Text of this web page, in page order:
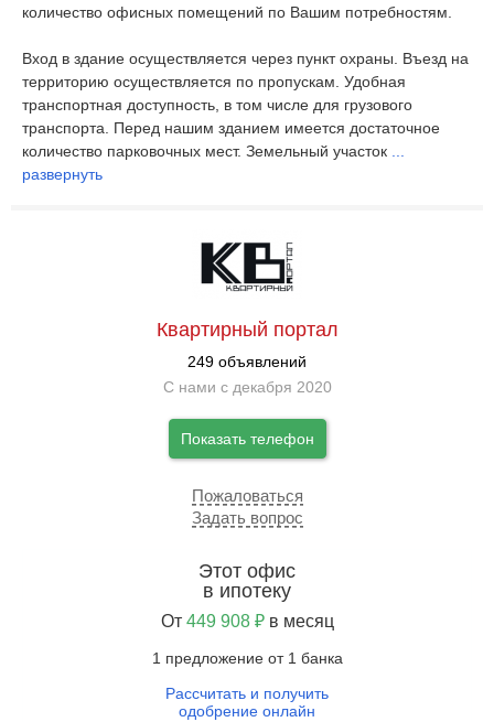
количество офисных помещений по Вашим потребностям.
Вход в здание осуществляется через пункт охраны. Въезд на
территорию осуществляется по пропускам. Удобная
транспортная доступность, в том числе для грузового
транспорта. Перед нашим зданием имеется достаточное
количество парковочных мест. Земельный участок ...
развернуть
Квартирный портал
249 объявлений
С нами с декабря 2020
Показать телефон
Пожаловаться
Задать вопрос
Этот офис
в ипотеку
От 449 908 ₽в месяц
1 предложение от 1 банка
Рассчитать и получить
одобрение онлайн